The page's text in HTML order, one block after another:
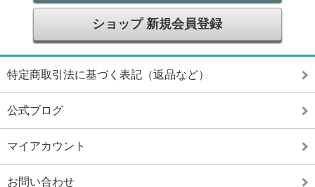
ショップ 新規会員登録
特定商取引法に基づく表記（返品など）
公式ブログ
マイアカウント
お問い合わせ